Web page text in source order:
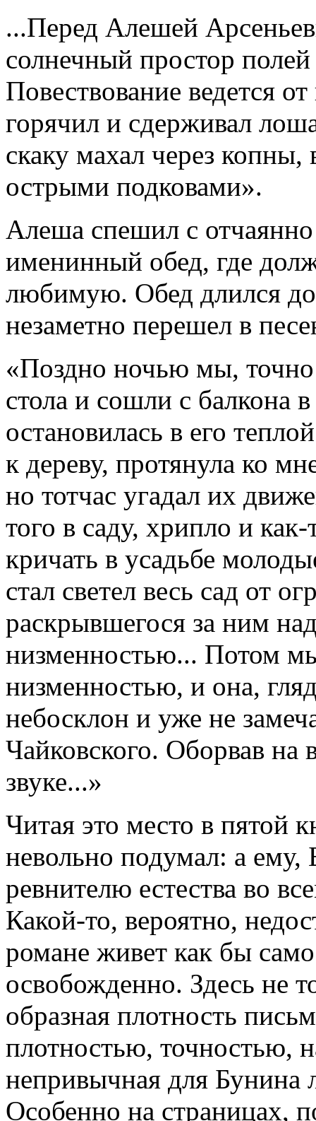
...Перед Алешей
солнечный простор
Повествование ведется
горячил и сдерживал
скаку махал через копны,
острыми подковами».
Алеша спешил с
именинный обед, где
любимую. Обед длился до
незаметно перешел в
«Поздно ночью мы, точно
стола и сошли с балкона
остановилась в его
к дереву, протянула ко
но тотчас угадал их
того в саду, хрипло и
кричать в усадьбе
стал светел весь сад от
раскрывшегося за ним
низменностью... Потом
низменностью, и она,
небосклон и уже не
Чайковского. Оборвав на
звуке...»
Читая это место в пятой
невольно подумал: а ему,
ревнителю естества во
Какой-то, вероятно,
романе живет как бы
освобожденно. Здесь не
образная плотность
плотностью, точностью,
непривычная для Бунина
Особенно на страницах,